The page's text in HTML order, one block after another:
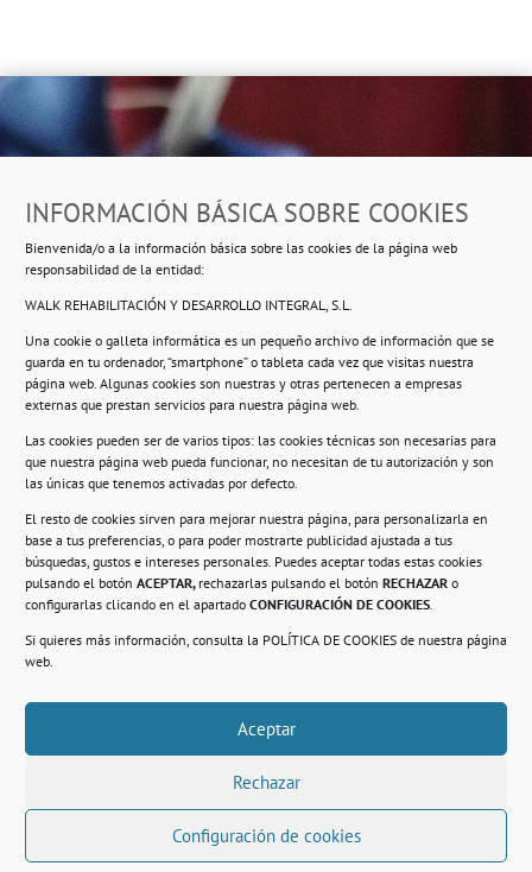
INFORMACIÓN BÁSICA SOBRE COOKIES
Bienvenida/o a la información básica sobre las cookies de la página web
responsabilidad de la entidad:
WALK REHABILITACIÓN Y DESARROLLO INTEGRAL, S.L.
Una cookie o galleta informática es un pequeño archivo de información que se
guarda en tu ordenador, “smartphone” o tableta cada vez que visitas nuestra
página web. Algunas cookies son nuestras y otras pertenecen a empresas
externas que prestan servicios para nuestra página web.
Las cookies pueden ser de varios tipos: las cookies técnicas son necesarias para
que nuestra página web pueda funcionar, no necesitan de tu autorización y son
las únicas que tenemos activadas por defecto.
El resto de cookies sirven para mejorar nuestra página, para personalizarla en
base a tus preferencias, o para poder mostrarte publicidad ajustada a tus
búsquedas, gustos e intereses personales. Puedes aceptar todas estas cookies
pulsando el botón ACEPTAR, rechazarlas pulsando el botón RECHAZAR o
configurarlas clicando en el apartado CONFIGURACIÓN DE COOKIES.
Si quieres más información, consulta la POLÍTICA DE COOKIES de nuestra página
web.
Aceptar
Rechazar
Configuración de cookies
Ropero Solidario de Usera
Beasáin 25-33posterior, local 3 – 28041 Madrid
Información
Compromiso con la protección de datos
Política de Cookies.
© 2021. Realizado en el Centro de Rehabilitación